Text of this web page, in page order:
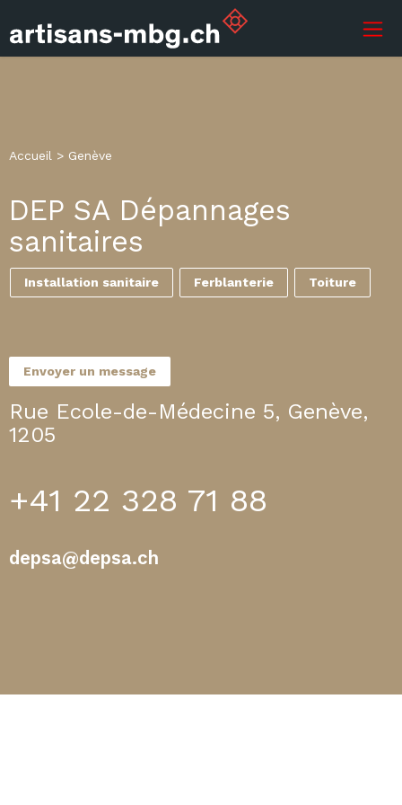
Accueil > Genève
DEP SA Dépannages
sanitaires
Installation sanitaire Ferblanterie Toiture
Envoyer un message
Rue Ecole-de-Médecine 5, Genève,
1205
+41 22 328 71 88
depsa@depsa.ch